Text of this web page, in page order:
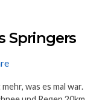
Springers
was es mal war.